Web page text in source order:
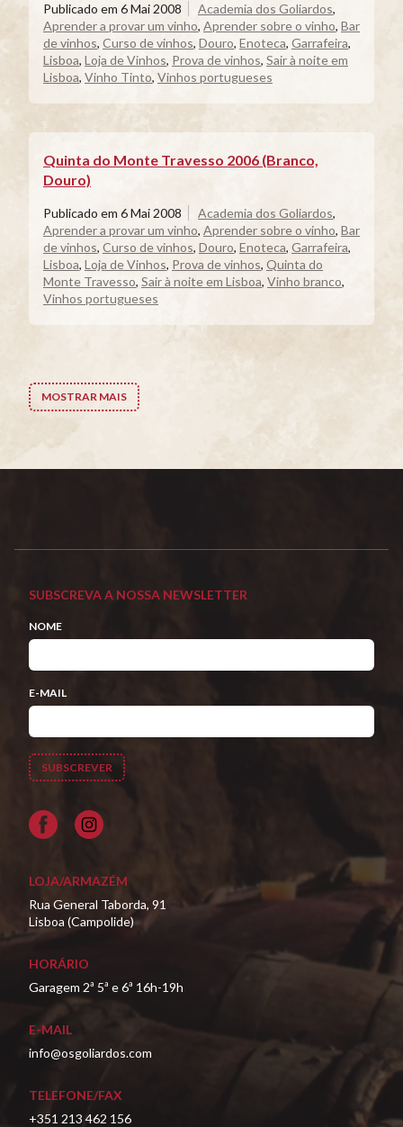
Publicado em 6 Mai 2008 Academia dos Goliardos,
Aprender a provar um vinho, Aprender sobre o vinho, Bar
de vinhos, Curso de vinhos, Douro, Enoteca, Garrafeira,
Lisboa, Loja de Vinhos, Prova de vinhos, Sair à noite em
Lisboa, Vinho Tinto, Vinhos portugueses
Quinta do Monte Travesso 2006 (Branco,
Douro)
Publicado em 6 Mai 2008 Academia dos Goliardos,
Aprender a provar um vinho, Aprender sobre o vinho, Bar
de vinhos, Curso de vinhos, Douro, Enoteca, Garrafeira,
Lisboa, Loja de Vinhos, Prova de vinhos, Quinta do
Monte Travesso, Sair à noite em Lisboa, Vinho branco,
Vinhos portugueses
MOSTRAR MAIS
SUBSCREVA A NOSSA NEWSLETTER
NOME
E-MAIL
Facebook
LOJA/ARMAZÉM
Rua General Taborda, 91
Lisboa (Campolide)
HORÁRIO
Garagem 2ª 5ª e 6ª 16h-19h
E-MAIL
info@osgoliardos.com
TELEFONE/FAX
+351 213 462 156